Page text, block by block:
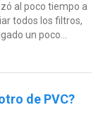
al poco tiempo a
todos los filtros,
un poco...
de PVC?